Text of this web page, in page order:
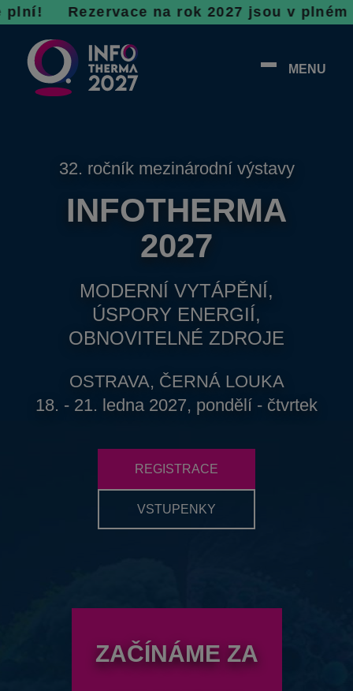
ezervace na rok 2027 jsou v plném proudu,
MENU
32. ročník mezinárodní výstavy
INFOTHERMA
2027
MODERNÍ VYTÁPĚNÍ,
ÚSPORY ENERGIÍ,
OBNOVITELNÉ ZDROJE
OSTRAVA, ČERNÁ LOUKA
18. - 21. ledna 2027, pondělí - čtvrtek
REGISTRACE
VSTUPENKY
ZAČÍNÁME ZA